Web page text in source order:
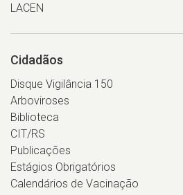
LACEN
Cidadãos
Disque Vigilância 150
Arboviroses
Biblioteca
CIT/RS
Publicações
Estágios Obrigatórios
Calendários de Vacinação